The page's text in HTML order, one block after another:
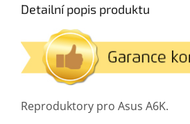
Detailní popis produktu
Reproduktory pro Asus A6K.